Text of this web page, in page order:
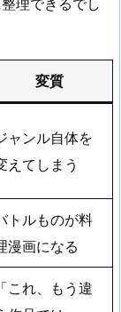
理できるでし
変質
ャンル自体を
えてしまう
トルものが料
漫画になる
「これ、もう違